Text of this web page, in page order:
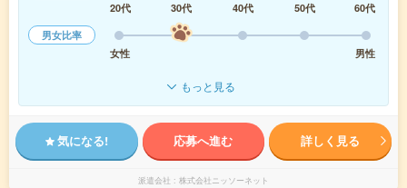
20代
30代 40代 50代
60代
男女比率
女性
男性
もっと見る
気になる! 応募へ進む 詳しく見る
派遣会社 株式会社ニッソーネット